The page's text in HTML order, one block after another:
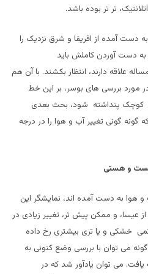
تر تر بوده باشد.
دست آمده از افریقا و شرق نزدیک را
به دست آوردن کاملش باید
علاقه دارند، انتظار بکشند. با آن هم
مورد بررسی های بوسر، بر این خط
کوچک پنداشته شود، بحث بعدی
گونی تغییر آب و هوا را در درجه
و هستی
هوا به دست آمده اند، نمایشگر این
که کم از کم از ۵۰۰ پیش از عیسا، و ممکن پیش تر، تغییر زیادی در
خشکی و یا تری بیشتری رخ داده
می توان با بررسی وضع کنونی به
می توان یادآور شد که در